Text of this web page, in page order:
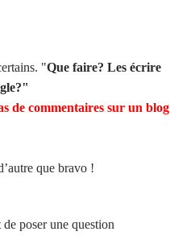
"Que faire? Les écrire
?"
de commentaires sur un blog
que bravo!
poser une question